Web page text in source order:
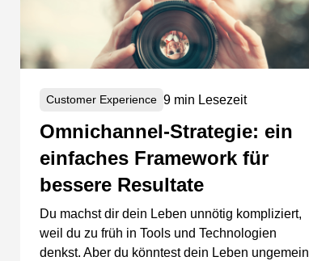
Customer Experience 9 min Lesezeit
Omnichannel-Strategie: ein
einfaches Framework für
bessere Resultate
Du machst dir dein Leben unnötig kompliziert,
weil du zu früh in Tools und Technologien
denkst. Aber du könntest dein Leben ungemein